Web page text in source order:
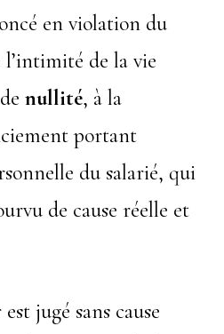
en violation du
de la vie
nullité, à la
portant
du salarié, qui
de cause réelle et
jugé sans cause